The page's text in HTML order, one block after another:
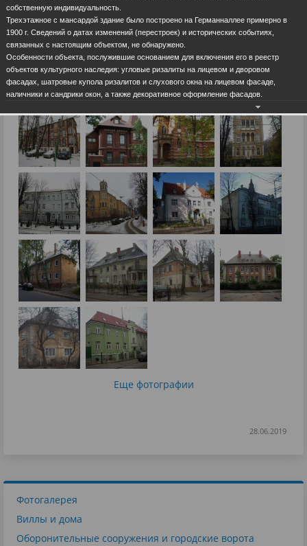
Еще фотографии
28.06.2019
Фотогалерея
Виллы и дома
Оборонительные сооружения и городские ворота
собственную индивидуальность.
Трехэтажное с мансардой здание было построено на Германналлее примерно в
1900 г. Сведений о датах изменений (перестроек) и исторических событиях,
связанных с настоящим объектом, не обнаружено.
Особенности объекта, послужившие основанием для включения его в реестр
объектов культурного наследия: угловые ризалиты на лицевом и дворовом
фасадах, шатровые купола ризалитов и слухового окна на лицевом фасаде,
наличники и сандрики окон, а также декоративное оформление фасадов.